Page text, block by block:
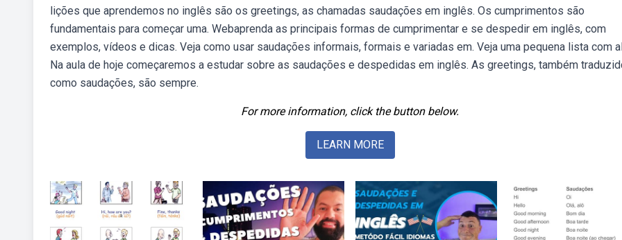
lições que aprendemos no inglês são os greetings, as chamadas saudações em inglês. Os cumprimentos são
fundamentais para começar uma. Webaprenda as principais formas de cumprimentar e se despedir em inglês, com
exemplos, vídeos e dicas. Veja como usar saudações informais, formais e variadas em. Veja uma pequena lista com
Na aula de hoje começaremos a estudar sobre as saudações e despedidas em inglês. As greetings, também
como saudações, são sempre.
For more information, click the button below.
LEARN MORE